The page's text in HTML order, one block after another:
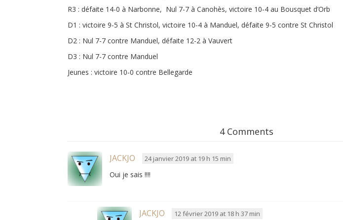
R3 : défaite 14-0 à Narbonne, Nul 7-7 à Canohès, victoire 10-4 au Bousquet d’Orb
D1 : victoire 9-5 à St Christol, victoire 10-4 à Manduel, défaite 9-5 contre St Christol
D2 : Nul 7-7 contre Manduel, défaite 12-2 à Vauvert
D3 : Nul 7-7 contre Manduel
Jeunes : victoire 10-0 contre Bellegarde
4 Comments
JACKJO 24 janvier 2019 at 19 h 15 min
Oui je sais !!!!
JACKJO 12 février 2019 at 18 h 37 min